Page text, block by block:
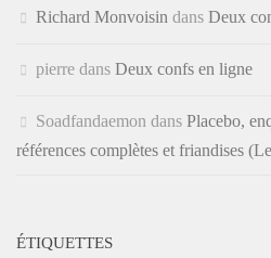
Richard Monvoisin dans Deux
pierre dans Deux confs en ligne
Soadfandaemon dans Placebo,
références complètes et friandises
ÉTIQUETTES